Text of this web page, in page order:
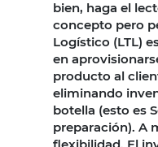
bien, haga el
concepto pero
Logístico (LTL)
en
producto al
eliminando
botella (esto es
preparación). A
flexibilidad. El